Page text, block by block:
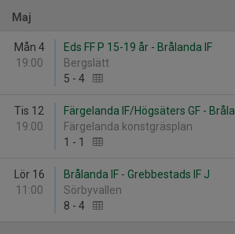
Maj
Mån 4
19:00
Eds FF P 15-19 år - Brålanda IF
Bergslätt
5 - 4
Tis 12
19:00
Färgelanda IF/Högsäters GF -
Färgelanda konstgräsplan
1 - 1
Lör 16
11:00
Brålanda IF - Grebbestads IF J
Sörbyvallen
8 - 4